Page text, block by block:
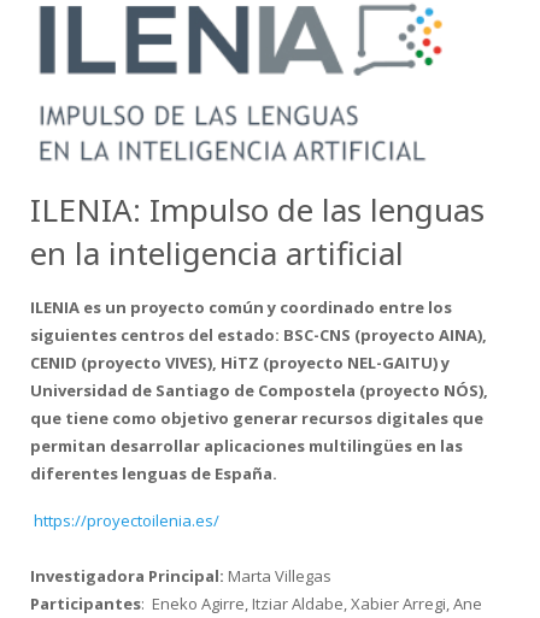
ILENIA: Impulso de las lenguas
en la inteligencia artificial
ILENIA es un proyecto común y coordinado entre los
siguientes centros del estado: BSC-CNS (proyecto AINA),
CENID (proyecto VIVES), HiTZ (proyecto NEL-GAITU) y
Universidad de Santiago de Compostela (proyecto NÓS),
que tiene como objetivo generar recursos digitales que
permitan desarrollar aplicaciones multilingües en las
diferentes lenguas de España.
https://proyectoilenia.es/
Investigadora Principal: Marta Villegas
Participantes: Eneko Agirre, Itziar Aldabe, Xabier Arregi, Ane